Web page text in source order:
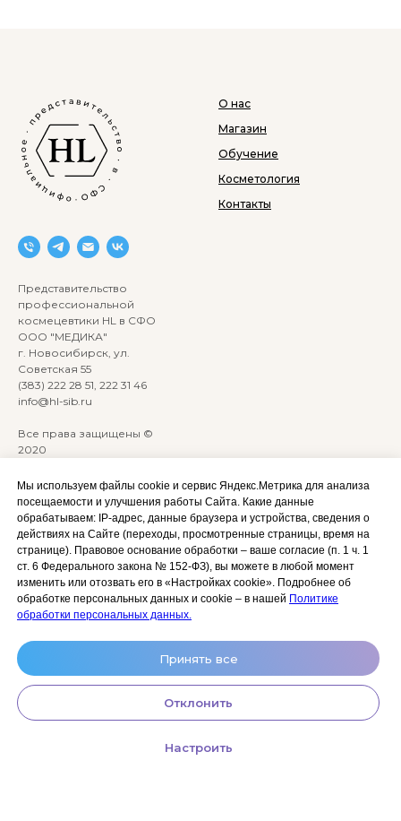
Мы используем файлы cookie и сервис Яндекс.Метрика для анализа
посещаемости и улучшения работы Сайта. Какие данные
обрабатываем: IP‑адрес, данные браузера и устройства, сведения о
действиях на Сайте (переходы, просмотренные страницы, время на
странице). Правовое основание обработки – ваше согласие (п. 1 ч. 1
ст. 6 Федерального закона № 152‑ФЗ), вы можете в любой момент
изменить или отозвать его в «Настройках cookie». Подробнее об
обработке персональных данных и cookie – в нашей Политике
обработки персональных данных.
Принять все
Отклонить
Настроить
Представительство
профессиональной
космецевтики HL в СФО
ООО "МЕДИКА"
г. Новосибирск, ул.
Советская 55
(383) 222 28 51, 222 31 46
info@hl-sib.ru
Все права защищены ©
2020
ANKRYONK
О нас
Магазин
Обучение
Косметология
Контакты
Акции и скидки
Оплата, доставка и возврат
Сотрудничество
Личный кабинет (Обучение)
Политика
конфиденциальности
Согласие на обработку
персональных данных
космецевтики